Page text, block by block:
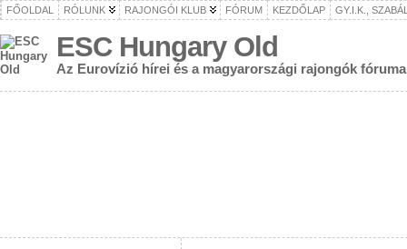
FŐOLDAL RÓLUNK RAJONGÓI KLUB FÓRUM KEZDŐLAP GY.I.K.,
ESC Hungary Old
Az Eurovízió hírei és a magyarországi rajongók fóruma